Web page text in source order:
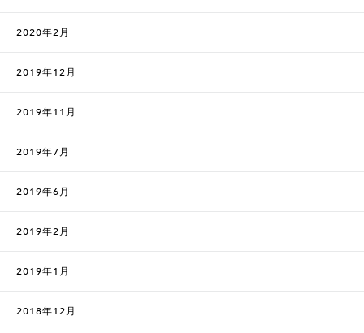
2020年2月
2019年12月
2019年11月
2019年7月
2019年6月
2019年2月
2019年1月
2018年12月